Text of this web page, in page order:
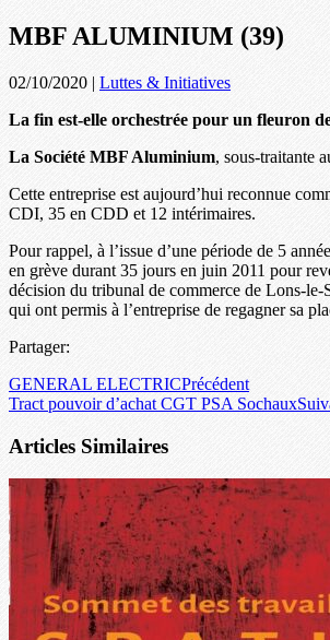
MBF ALUMINIUM (39)
02/10/2020 | Luttes & Initiatives
La fin est-elle orchestrée pour un fleuron
La Société MBF Aluminium, sous-traitante
Cette entreprise est aujourd’hui reconnue
CDI, 35 en CDD et 12 intérimaires.
Pour rappel, à l’issue d’une période de 5
en grève durant 35 jours en juin 2011 pour
décision du tribunal de commerce de Lons-le-
qui ont permis à l’entreprise de regagner sa
Partager:
GENERAL ELECTRICPrécédent
Tract pouvoir d’achat CGT PSA Sochaux
Articles Similaires